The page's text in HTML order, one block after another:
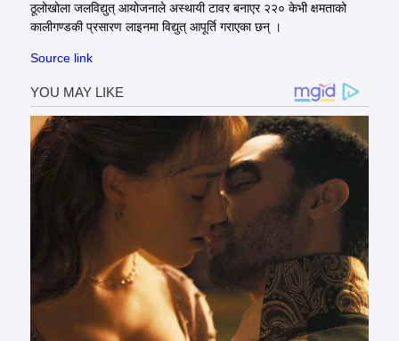
ठूलोखोला जलविद्युत् आयोजनाले अस्थायी टावर बनाएर २२० केभी क्षमताको
कालीगण्डकी प्रसारण लाइनमा विद्युत् आपूर्ति गराएका छन् ।
Source link